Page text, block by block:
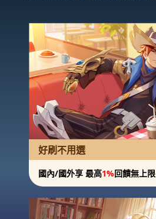
好刷不用選
國內/國外享 最高1%回饋無上限